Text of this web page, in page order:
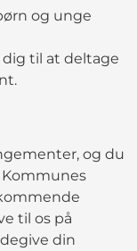
og unge
til at deltage
og du
til os på
din